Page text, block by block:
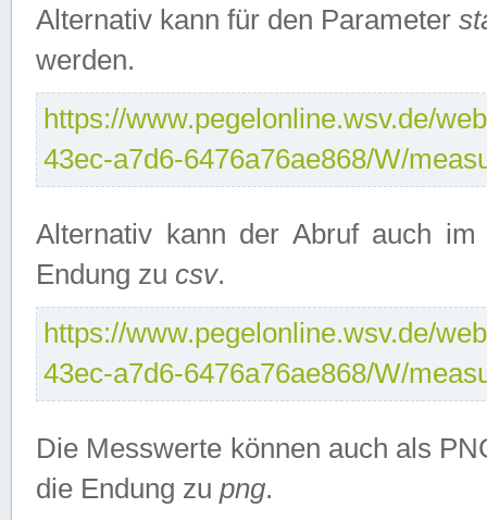
Alternativ kann für den Parameter
werden.
https://www.pegelonline.wsv.de/
43ec-a7d6-6476a76ae868/W/
Alternativ kann der Abruf auch
Endung zu csv.
https://www.pegelonline.wsv.de/
43ec-a7d6-6476a76ae868/W/
Die Messwerte können auch als
die Endung zu png.